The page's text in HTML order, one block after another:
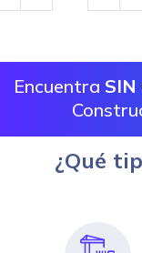
Encuentra SIN
¿Qué